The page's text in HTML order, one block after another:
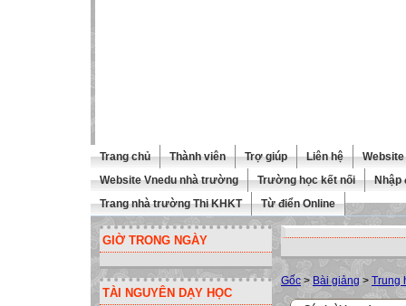
Trang chủ Thành viên Trợ giúp Liên hệ
Website Vnedu nhà trường
Trường học kết nối
Nhập
Trang nhà trường Thi KHKT
Từ điển Online
GIỜ TRONG NGÀY
TÀI NGUYÊN DẠY HỌC
Gốc > Bài giảng > Trung